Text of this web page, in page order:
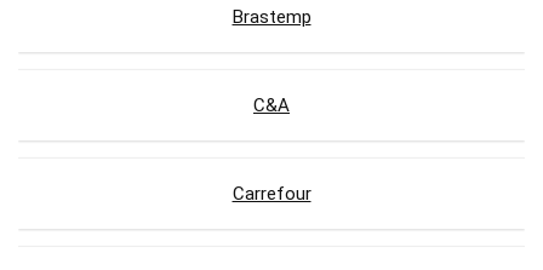
Brastemp
C&A
Carrefour